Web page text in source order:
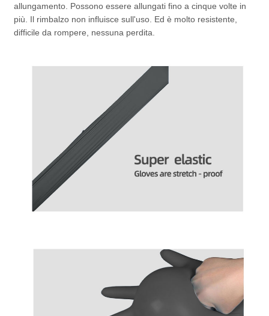
allungamento. Possono essere allungati fino a cinque volte in
più. Il rimbalzo non influisce sull'uso. Ed è molto resistente,
difficile da rompere, nessuna perdita.